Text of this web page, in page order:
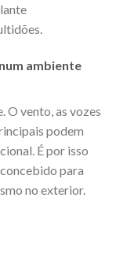
ambiente
O vento, as vozes
podem
É por isso
para
no exterior.